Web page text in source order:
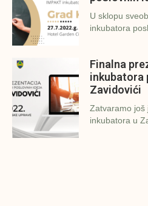
U sklopu
inkubatora
Finalna
inkubatora
Zavidovići
Zatvaramo još
inkubatora u